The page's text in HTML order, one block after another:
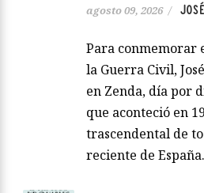
agosto 09, 2026 /
Para conmemorar
la Guerra Civil,
en Zenda, día por
que aconteció en
trascendental de
reciente de España.